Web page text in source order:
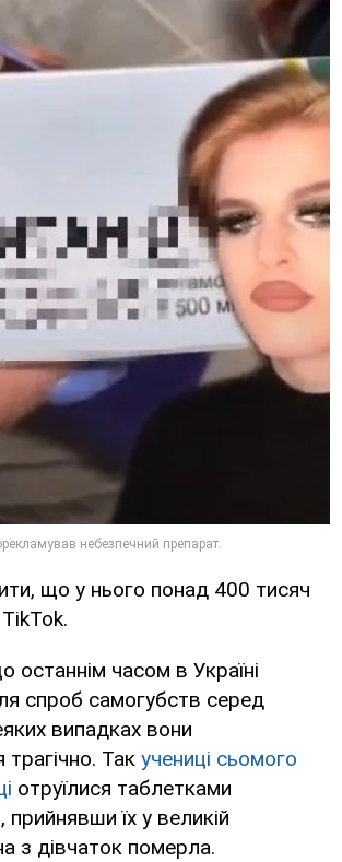
що у нього понад 400 тисяч
останнім часом в Україні
спроб самогубств серед
випадках вони
трагічно. Так учениці сьомого
отруїлися таблетками
їх у великій
з дівчаток померла.